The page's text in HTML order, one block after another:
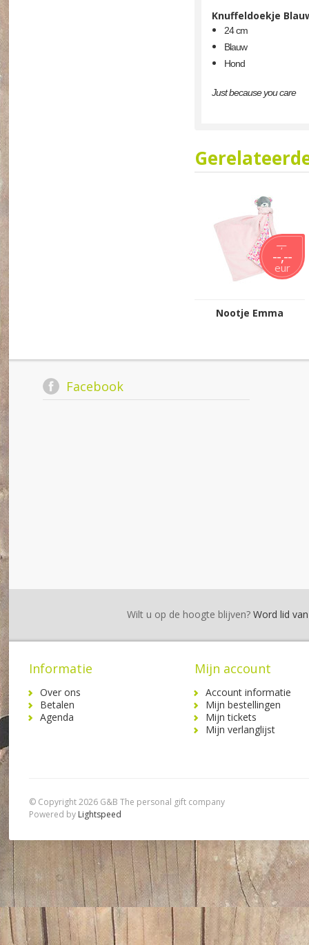
Knuffeldoekje
24 cm
Blauw
Hond
Just because you care
--,--
--,--
eur
Nootje Emma
Facebook
Wilt u op de hoogte blijven?Word lid
Informatie
Over ons
Betalen
Agenda
Mijn account
Account informatie
Mijn bestellingen
Mijn tickets
Mijn verlanglijst
© Copyright 2026 G&B The personal gift company
Powered by Lightspeed